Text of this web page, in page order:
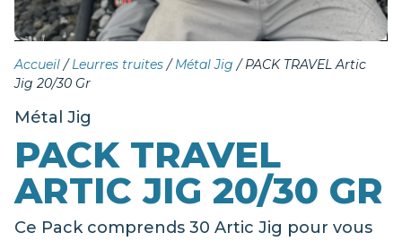
Accueil/Leurres truites/Métal Jig / PACK TRAVEL Artic
Jig 20/30 Gr
Métal Jig
PACK TRAVEL
ARTIC JIG 20/30 GR
Ce Pack comprends 30 Artic Jig pour vous